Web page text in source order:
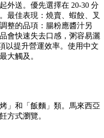
外送。優先選擇在 20-30 分
最佳表現：燒賣、蝦餃、叉
整的品項：腸粉應醬汁另
會快速失去口感，粥容易灑
以提升營運效率。使用中文
大觸及。
」和「飯麵」類。馬來西亞
方式瀏覽。